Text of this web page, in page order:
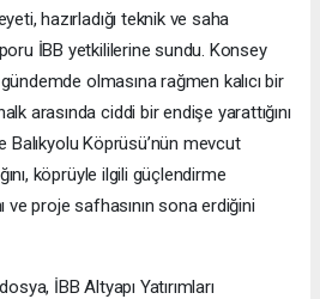
hazırladığı teknik ve saha
İBB yetkililerine sundu. Konsey
olmasına rağmen kalıcı bir
arasında ciddi bir endişe yarattığını
Balıkyolu Köprüsü’nün mevcut
köprüyle ilgili güçlendirme
ve proje safhasının sona erdiğini
İBB Altyapı Yatırımları